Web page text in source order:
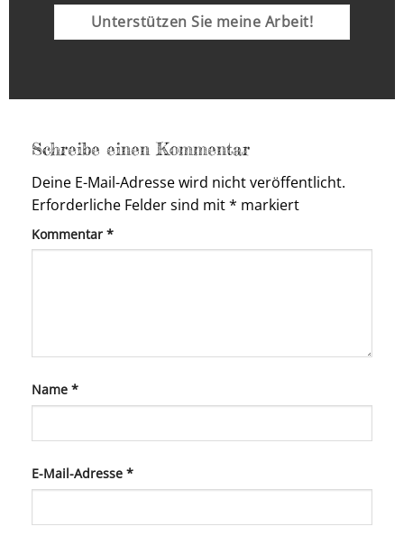
Unterstützen Sie meine Arbeit!
Schreibe einen Kommentar
Deine E-Mail-Adresse wird nicht veröffentlicht.
Erforderliche Felder sind mit* markiert
Kommentar *
Name *
E-Mail-Adresse *